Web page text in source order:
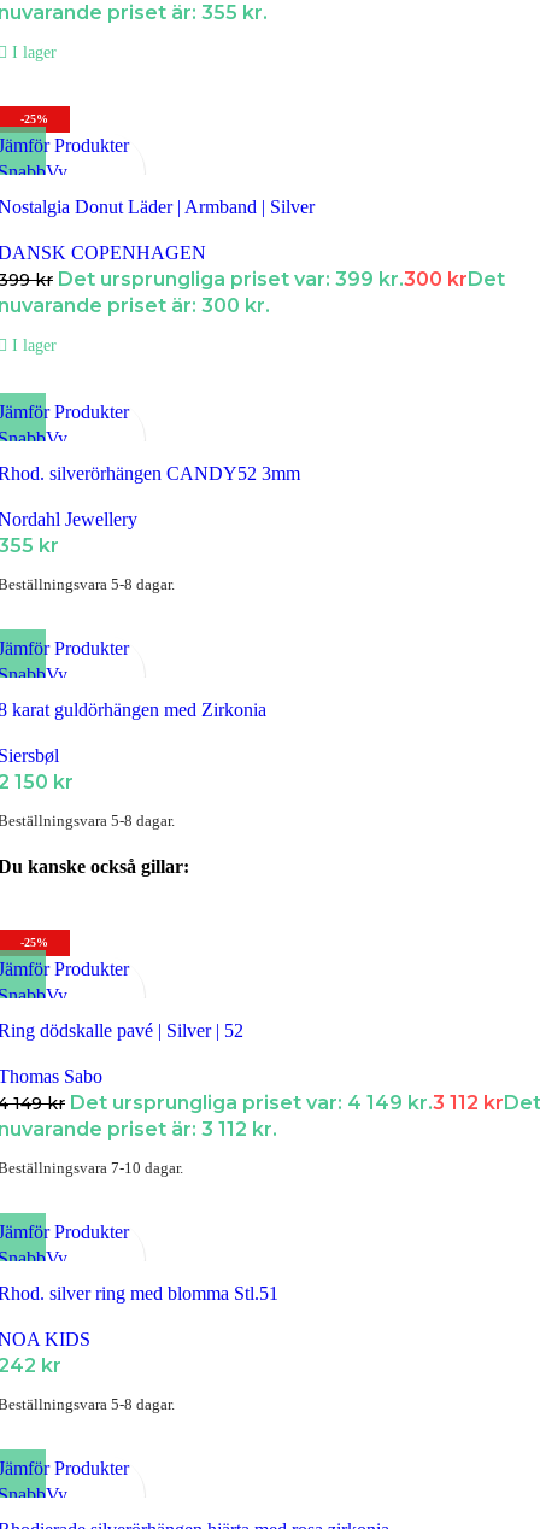
priset är: 355 kr.
I lager
-25%
Produkter
till i Favoriter
Donut Läder | Armband | Silver
COPENHAGEN
kr Det ursprungliga priset var: 399 kr.300 kr Det
priset är: 300 kr.
I lager
Produkter
till i Favoriter
silverörhängen CANDY52 3mm
Jewellery
kr
5-8 dagar.
Produkter
till i Favoriter
karat guldörhängen med Zirkonia
150 kr
5-8 dagar.
kanske också gillar:
-25%
Produkter
till i Favoriter
dödskalle pavé | Silver | 52
Sabo
149kr Det ursprungliga priset var: 4 149 kr.3 112 krDet
priset är: 3 112 kr.
7-10 dagar.
Produkter
till i Favoriter
silver ring med blomma Stl.51
KIDS
kr
5-8 dagar.
Produkter
till i Favoriter